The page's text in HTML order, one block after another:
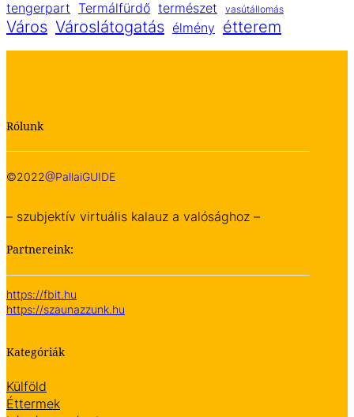
tengerpart Termálfürdő természet vasútállomás
Város Városlátogatás élmény étterem
Rólunk
©2022@PallaiGUIDE
– szubjektív virtuális kalauz a valósághoz –
Partnereink:
https://fbit.hu
https://szaunazzunk.hu
Kategóriák
Külföld
Éttermek